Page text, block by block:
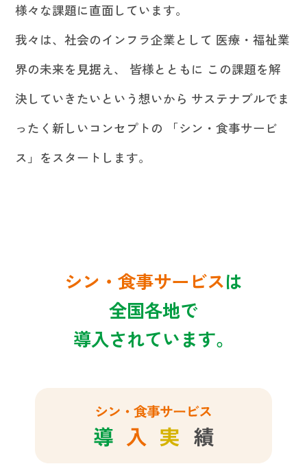
様々な課題に直面しています。
我々は、社会のインフラ企業として 医療・福祉業
界の未来を見据え、
皆様とともに この課題を解
決していきたいという想いから サステナブルでま
ったく新しいコンセプトの 「シン・食事サービ
ス」をスタートします。
シン・食事サービスは
全国各地で
導入されています。